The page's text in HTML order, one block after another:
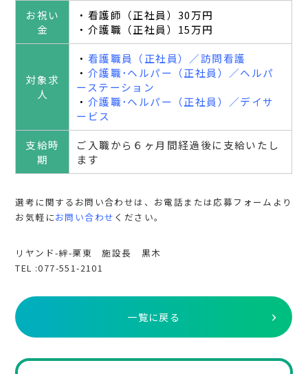
お祝い
金
・看護師（正社員）30万円
・介護職（正社員）15万円
対象求
人
・ 看護職員（正社員）／訪問看護
・ 介護職･ヘルパー（正社員）／ヘルパ
ーステーション
・ 介護職･ヘルパー（正社員）／デイサ
ービス
支給時
期
ご入職から６ヶ月間経過後に支給いたし
ます
選考に関するお問い合わせは、お電話または応募フォームより
お気軽にお問い合わせ ください。
リヤンド-絆-栗東 施設長 黒木
TEL :077-551-2101
一覧に戻る